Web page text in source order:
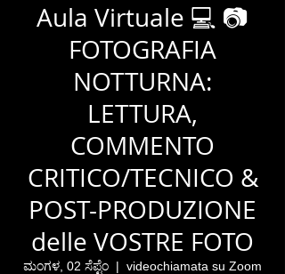
Aula Virtuale 💻 📷
FOTOGRAFIA
NOTTURNA:
LETTURA,
COMMENTO
CRITICO/TECNICO &
POST-PRODUZIONE
delle VOSTRE FOTO
ಮಂಗಳ, 02 ಸೆಪ್ಟೆಂ
  |
videochiamata su Zoom